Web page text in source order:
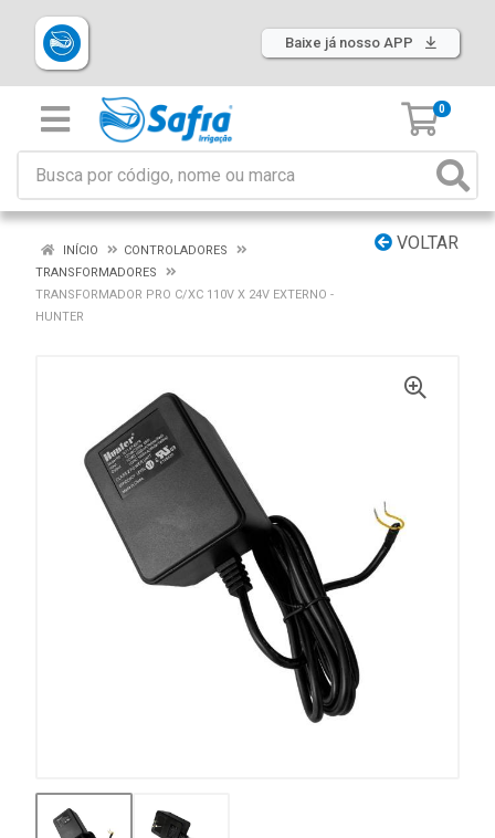
Baixe já nosso APP
0
VOLTAR
INÍCIO
CONTROLADORES
TRANSFORMADORES
TRANSFORMADOR PRO C/XC 110V X 24V EXTERNO -
HUNTER